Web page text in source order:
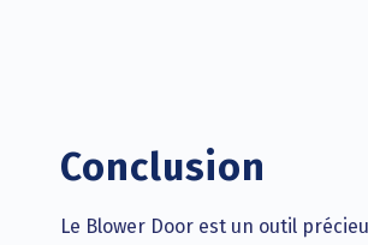
Conclusion
Le Blower Door est un outil